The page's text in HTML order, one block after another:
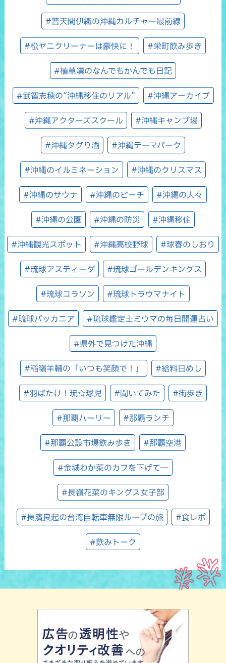
#普天間伊織の沖縄カルチャー最前線
#松ヤニクリーナーは豪快に！ #栄町飲み歩き
#植草凜のなんでもかんでも日記
#武智志穂の“沖縄移住のリアル” #沖縄アーカイブ
#沖縄アクターズスクール #沖縄キャンプ場
#沖縄タグり酒 #沖縄テーマパーク
#沖縄のイルミネーション #沖縄のクリスマス
#沖縄のサウナ #沖縄のビーチ #沖縄の人々
#沖縄の公園 #沖縄の防災 #沖縄移住
#沖縄観光スポット #沖縄高校野球 #球春のしおり
#琉球アスティーダ #琉球ゴールデンキングス
#琉球コラソン #琉球トラウマナイト
#琉球バッカニア #琉球鑑定士ミウマの毎日開運占い
#県外で見つけた沖縄
#稲嶺羊輔の「いつも笑顔で！」 #給料日めし
#羽ばたけ！琉☆球児 #聞いてみた #街歩き
#那覇ハーリー #那覇ランチ
#那覇公設市場飲み歩き #那覇空港
#金城わか菜のカフを下げて―
#長嶺花菜のキングス女子部
#長濱良起の台湾自転車無限ループの旅 #食レポ
#飲みトーク